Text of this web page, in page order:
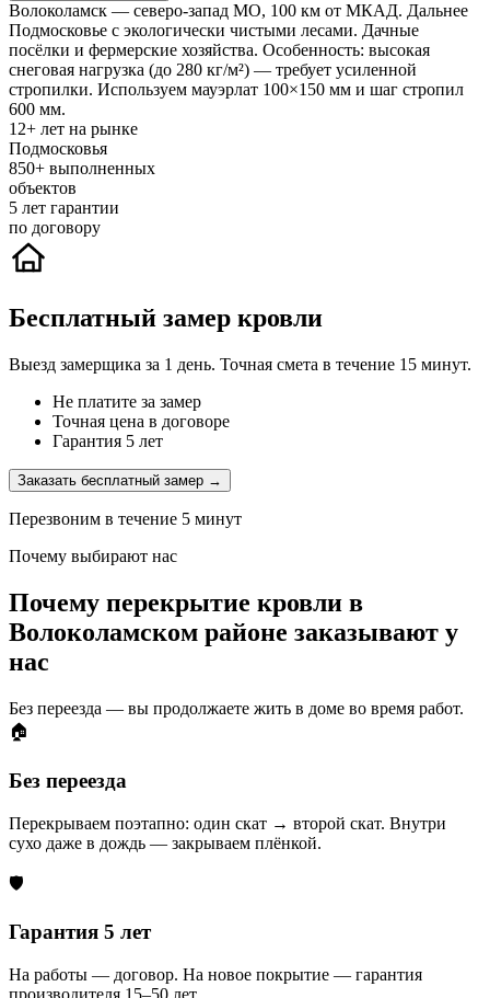
Волоколамск — северо-запад МО, 100 км от МКАД. Дальнее
Подмосковье с экологически чистыми лесами. Дачные
посёлки и фермерские хозяйства. Особенность: высокая
снеговая нагрузка (до 280 кг/м²) — требует усиленной
стропилки. Используем мауэрлат 100×150 мм и шаг стропил
600 мм.
12+ лет на рынке
Подмосковья
850+ выполненных
объектов
5 лет гарантии
по договору
Бесплатный замер кровли
Выезд замерщика за 1 день. Точная смета в течение 15 минут.
Не платите за замер
Точная цена в договоре
Гарантия 5 лет
Заказать бесплатный замер →
Перезвоним в течение 5 минут
Почему выбирают нас
Почему перекрытие кровли в
Волоколамском районе заказывают у
нас
Без переезда — вы продолжаете жить в доме во время работ.
🏠
Без переезда
Перекрываем поэтапно: один скат → второй скат. Внутри
сухо даже в дождь — закрываем плёнкой.
🛡️
Гарантия 5 лет
На работы — договор. На новое покрытие — гарантия
производителя 15–50 лет.